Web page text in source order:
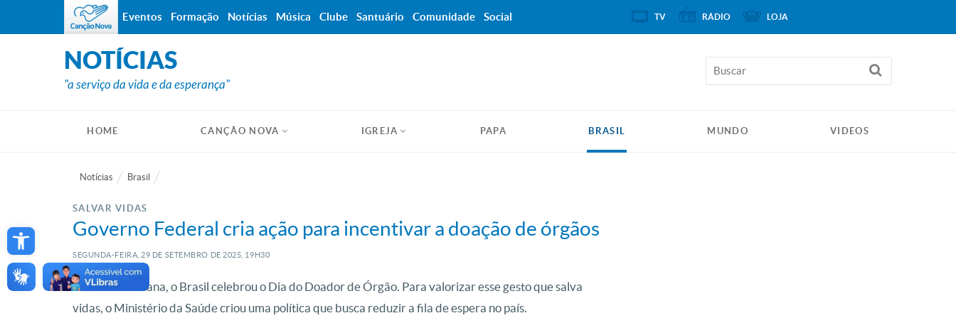
Open toolbar
NOTÍCIAS
"a serviço da vida e da esperança"
HOME CANÇÃO NOVA IGREJA PAPA BRASIL MUNDO VIDEOS
Notícias Brasil
SALVAR VIDAS
Governo Federal cria ação para incentivar a doação de órgãos
SEGUNDA-FEIRA, 29 DE SETEMBRO DE 2025, 19H30
No fim de semana, o Brasil celebrou o Dia do Doador de Órgão. Para valorizar esse gesto que salva
vidas, o Ministério da Saúde criou uma política que busca reduzir a fila de espera no país.
Eventos Formação Notícias Música Clube Santuário Comunidade Social TV RÁDIO LOJA